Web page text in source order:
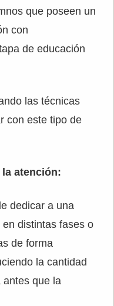
que poseen un
con
de educación
las técnicas
con este tipo de
atención:
dedicar a una
distintas fases o
de forma
la cantidad
que la